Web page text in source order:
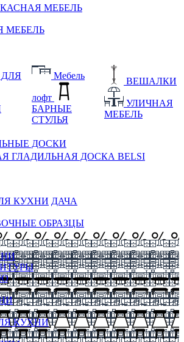
МЕБЕЛЬ
МЕБЕЛЬ
Мебель
лофт
БАРНЫЕ
СТУЛЬЯ
ВЕШАЛКИ
УЛИЧНАЯ
МЕБЕЛЬ
ДОСКИ
ГЛАДИЛЬНАЯ ДОСКА BELSI
КУХНИ ДАЧА
ОБРАЗЦЫ
КУХНИ